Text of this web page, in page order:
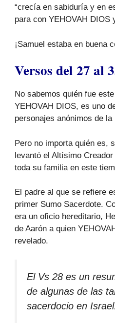
“crecía en sabiduría y en
para con YEHOVAH DIOS
¡Samuel estaba en buena
Versos del 27 al
No sabemos quién fue
YEHOVAH DIOS, es uno
personajes anónimos de la
Pero no importa quién es,
levantó el Altísimo
toda su familia en este
El padre al que se refiere
primer Sumo Sacerdote.
era un oficio hereditario,
de Aarón a quien
revelado.
El Vs 28 es un
de algunas de las
sacerdocio en Israel.